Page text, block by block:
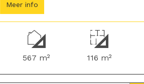
Meer info
567 m² 116 m²